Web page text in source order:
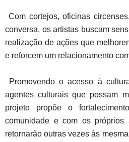
Com cortejos, oficinas
conversa, os artistas buscam
realização de ações que
e reforcem um relacionamento
Promovendo o acesso à
agentes culturais que possam
projeto propõe o
comunidade e com os próprios
retornarão outras vezes às